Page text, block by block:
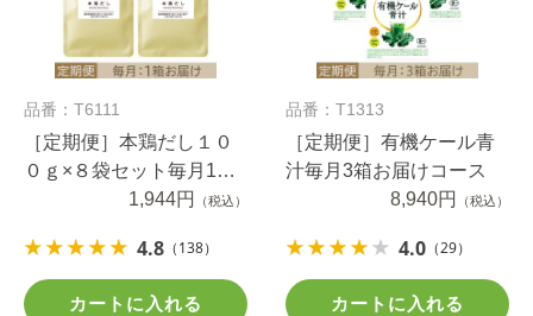
品番：T6111
［定期便］本鶏だし１０
０ｇ×８袋セット毎月1箱
お届けコース1,944円 （税込）
4.8 （138）
カートに入れる
品番：T1313
［定期便］有機ケール青
汁毎月3箱お届けコース
8,940円
（税込）
4.0 （29）
カートに入れる